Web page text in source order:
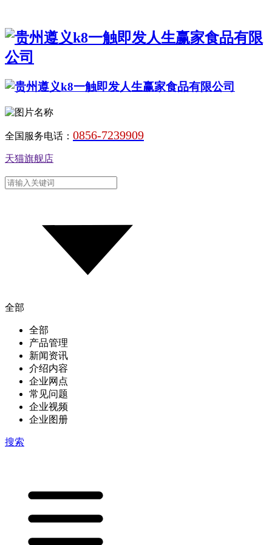
全国服务电话： 0856-7239909
天猫旗舰店
全部
全部
产品管理
新闻资讯
介绍内容
企业网点
常见问题
企业视频
企业图册
搜索